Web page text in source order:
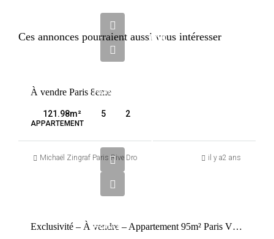
Ces annonces pourraient aussi vous intéresser
FRANCE
000
À vendre Paris 8eme
121.98m² 5 2
APPARTEMENT
Michaël Zingraf Paris Rive Droite il y a2 ans
FRANCE
1
Exclusivité – À vendre – Appartement 95m² Paris VIII Faubourg Saint Honoré